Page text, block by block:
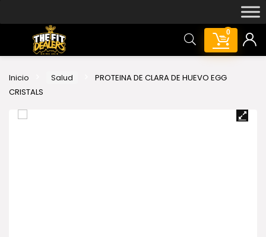
0
Inicio Salud
PROTEINA DE CLARA DE HUEVO EGG
CRISTALS